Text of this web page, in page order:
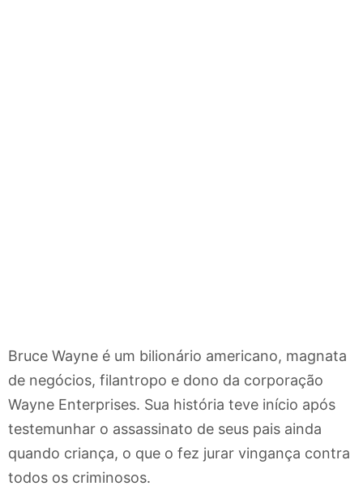
Bruce Wayne é um bilionário americano, magnata
de negócios, filantropo e dono da corporação
Wayne Enterprises. Sua história teve início após
testemunhar o assassinato de seus pais ainda
quando criança, o que o fez jurar vingança contra
todos os criminosos.